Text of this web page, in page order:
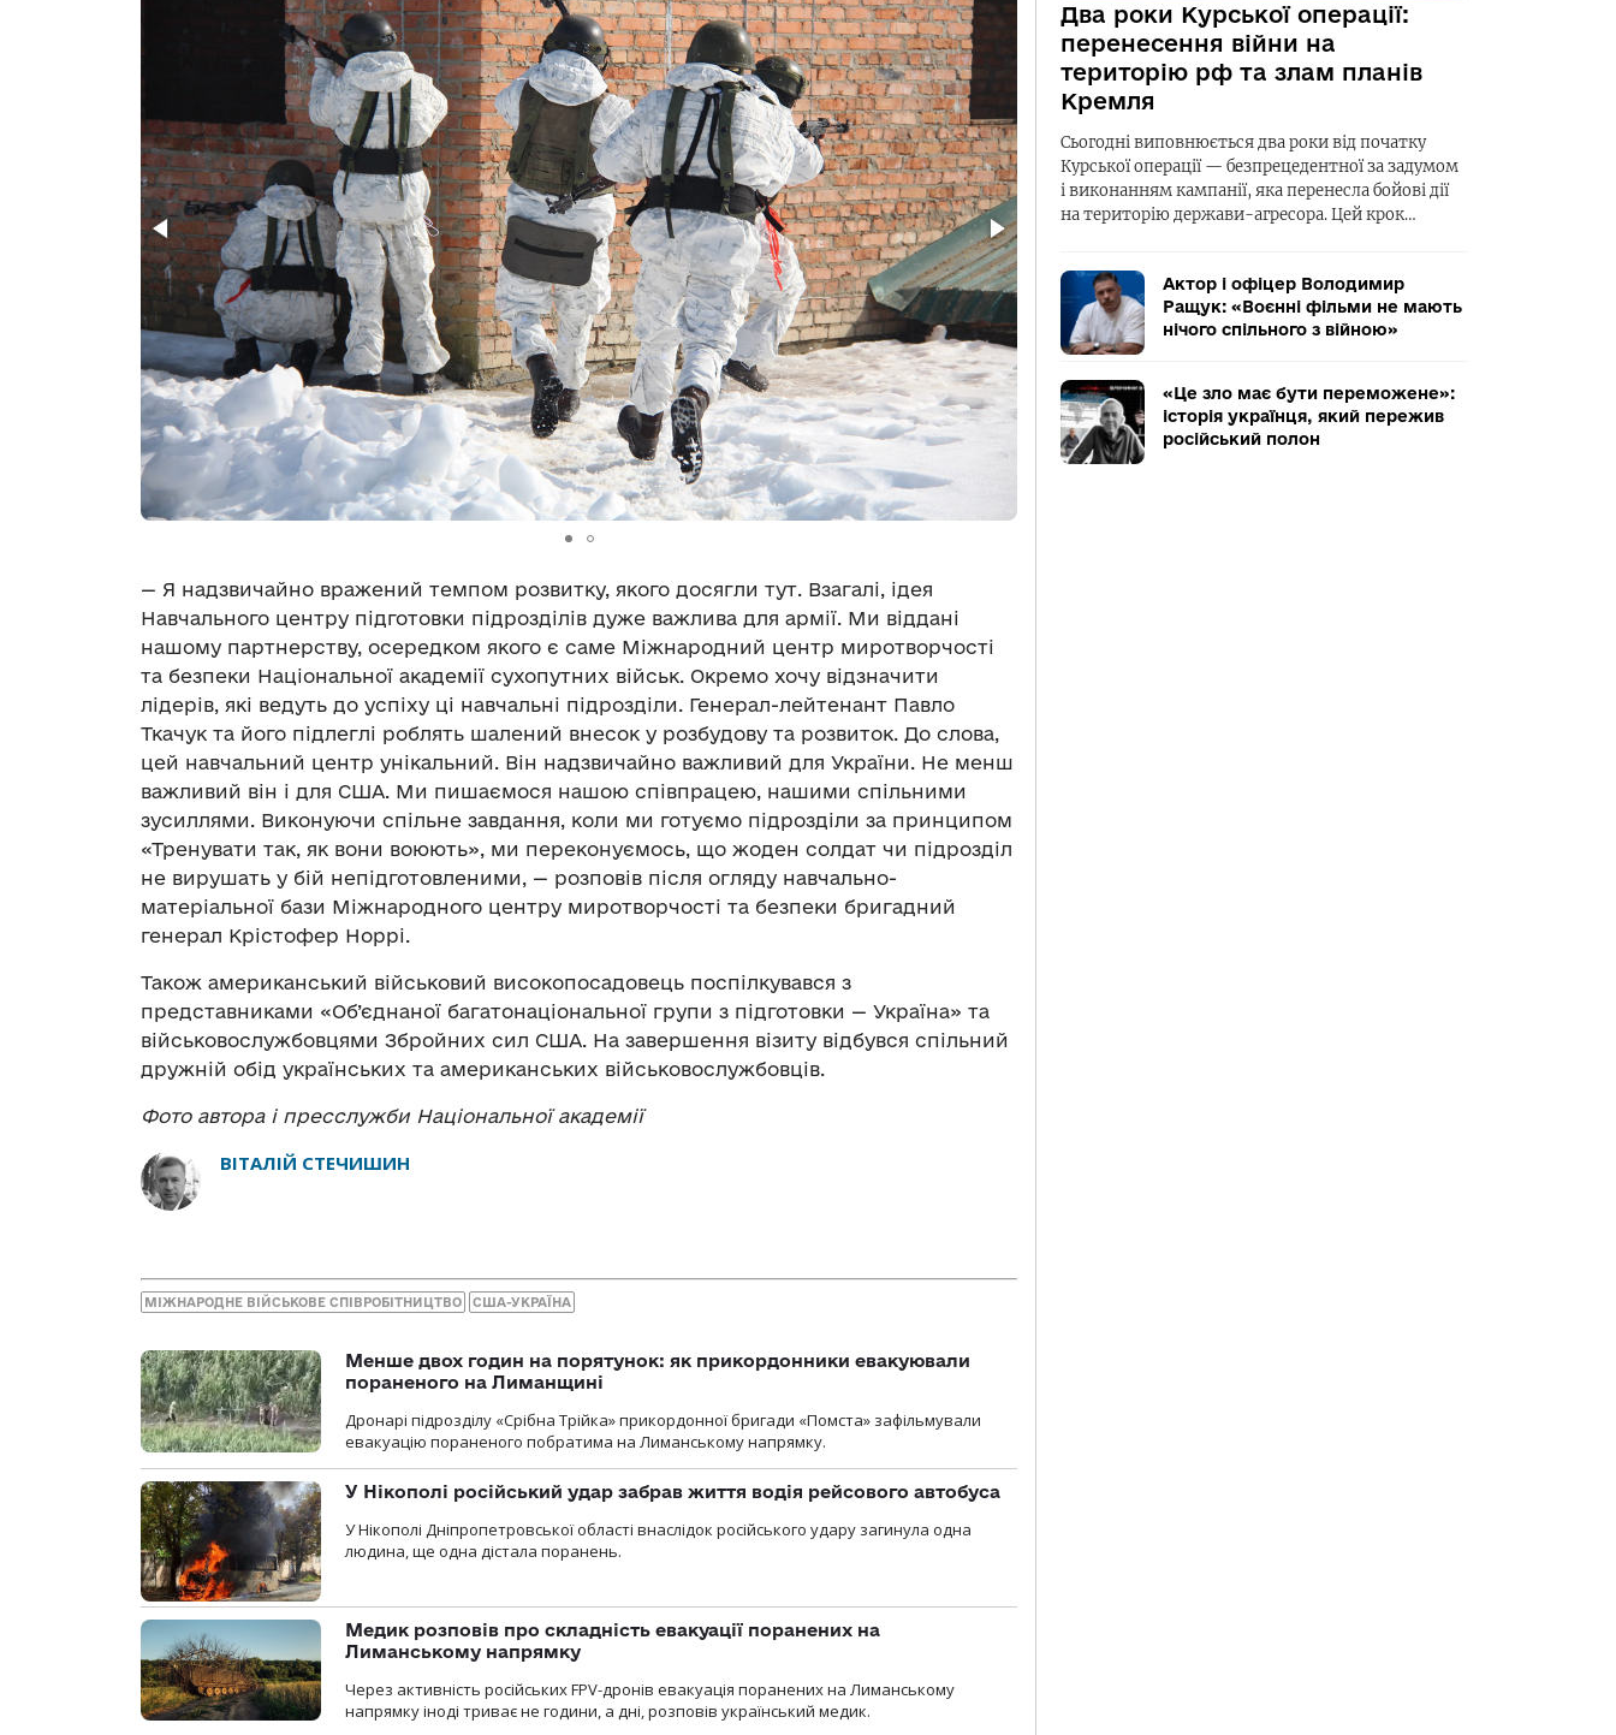
— Я надзвичайно вражений темпом розвитку, якого досягли тут. Взагалі, ідея
Навчального центру підготовки підрозділів дуже важлива для армії. Ми віддані
нашому партнерству, осередком якого є саме Міжнародний центр миротворчості
та безпеки Національної академії сухопутних військ. Окремо хочу відзначити
лідерів, які ведуть до успіху ці навчальні підрозділи. Генерал-лейтенант Павло
Ткачук та його підлеглі роблять шалений внесок у розбудову та розвиток. До слова,
цей навчальний центр унікальний. Він надзвичайно важливий для України. Не менш
важливий він і для США. Ми пишаємося нашою співпрацею, нашими спільними
зусиллями. Виконуючи спільне завдання, коли ми готуємо підрозділи за принципом
«Тренувати так, як вони воюють», ми переконуємось, що жоден солдат чи підрозділ
не вирушать у бій непідготовленими, — розповів після огляду навчально-
матеріальної бази Міжнародного центру миротворчості та безпеки бригадний
генерал Крістофер Норрі.
Також американський військовий високопосадовець поспілкувався з
представниками «Об’єднаної багатонаціональної групи з підготовки — Україна» та
військовослужбовцями Збройних сил США. На завершення візиту відбувся спільний
дружній обід українських та американських військовослужбовців.
Фото автора і пресслужби Національної академії
ВІТАЛІЙ СТЕЧИШИН
МІЖНАРОДНЕ ВІЙСЬКОВЕ СПІВРОБІТНИЦТВО США-УКРАЇНА
Менше двох годин на порятунок: як прикордонники евакуювали
пораненого на Лиманщині
Дронарі підрозділу «Срібна Трійка» прикордонної бригади «Помста» зафільмували
евакуацію пораненого побратима на Лиманському напрямку.
У Нікополі російський удар забрав життя водія рейсового автобуса
У Нікополі Дніпропетровської області внаслідок російського удару загинула одна
людина, ще одна дістала поранень.
Медик розповів про складність евакуації поранених на
Лиманському напрямку
Через активність російських FPV-дронів евакуація поранених на Лиманському
напрямку іноді триває не години, а дні, розповів український медик.
Два роки Курської операції:
перенесення війни на
територію рф та злам планів
Кремля
Сьогодні виповнюється два роки від початку
Курської операції — безпрецедентної за задумом
і виконанням кампанії, яка перенесла бойові дії
на територію держави-агресора. Цей крок…
Актор і офіцер Володимир
Ращук: «Воєнні фільми не мають
нічого спільного з війною»
«Це зло має бути переможене»:
історія українця, який пережив
російський полон